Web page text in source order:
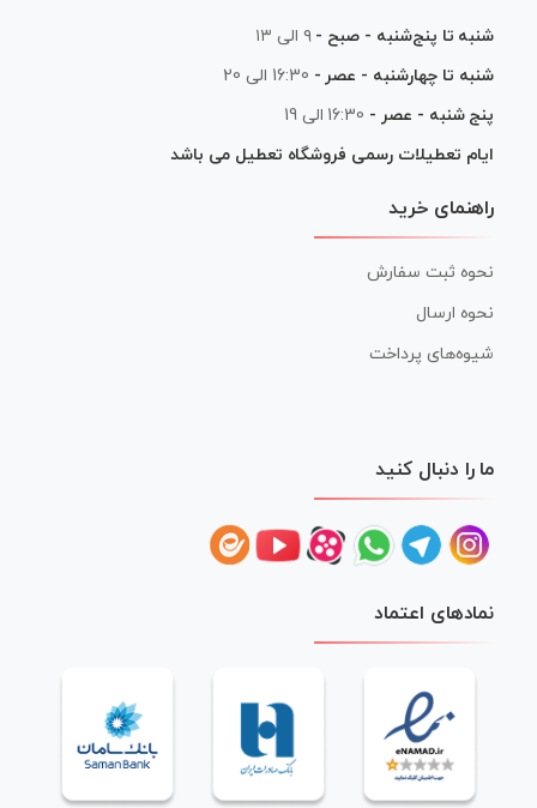
شنبه تا پنج‌شنبه - صبح - ۹ الی ۱۳
شنبه تا چهارشنبه - عصر - 16:30 الی 20
پنج شنبه - عصر - 16:30 الی 19
ایام تعطیلات رسمی فروشگاه تعطیل می باشد
راهنمای خرید
نحوه ثبت سفارش
نحوه ارسال
شیوه‌های پرداخت
ما را دنبال کنید
نمادهای اعتماد